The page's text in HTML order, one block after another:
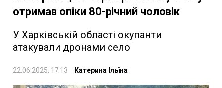
отримав опіки 80-річний чоловік
У Харківській області окупанти
атакували дронами село
22.06.2025, 17:13 Катерина Ільїна